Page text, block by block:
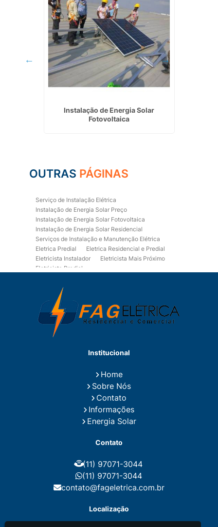
Instalação de Energia Solar
Fotovoltaica
OUTRAS PÁGINAS
Serviço de Instalação Elétrica
Instalação de Energia Solar Preço
Instalação de Energia Solar Fotovoltaica
Instalação de Energia Solar Residencial
Serviços de Instalação e Manutenção Elétrica
Eletrica Predial
Eletrica Residencial e Predial
Eletricista Instalador
Eletricista Mais Próximo
Eletricista Predial
Eletricista Residencial
Eletricista Residencial E Predial
Eletricistas de Manutenção
Empresa de Instalações Elétricas
Empresa de Manutenção Eletrica
Empresa de Prestação de Serviços Eletricos
Fiação para Instalação Eletrica Residencial
Instalação de Energia Solar Residencial Preço
Instalação de Painel Solar
Instalação de Placa Solar
Instalação de Sistema Fotovoltaico
Instalação E Manutenção Elétrica
Instalação Elétrica Comercial
Instalação Elétrica Residencial Simples
Instalações Elétricas Prediais
Instalações Elétricas Residenciais
Instalador de Energia Solar
Instalador de Placa Solar
Instalador Fotovoltaico
Instalar Energia Solar
Manutenção de Instalações Elétricas
Institucional
Home
Sobre Nós
Contato
Informações
Energia Solar
Contato
(11) 97071-3044
(11) 97071-3044
contato@fageletrica.com.br
Localização